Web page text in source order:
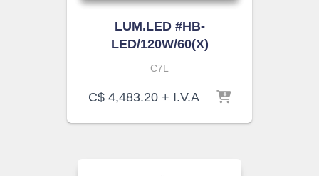
LUM.LED #HB-
LED/120W/60(X)
C7L
C$ 4,483.20 + I.V.A